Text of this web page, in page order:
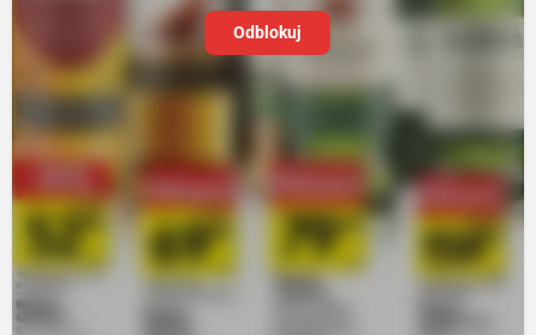
Odblokuj